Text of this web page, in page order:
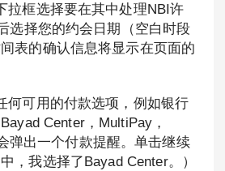
框选择要在其中处理NBI许
选择您的约会日期（空白时段
表的确认信息将显示在页面的
可用的付款选项，例如银行
Center，MultiPay，
弹出一个付款提醒。单击继续
，我选择了Bayad Center。）